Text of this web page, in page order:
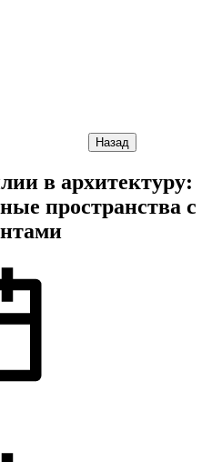
Назад
в архитектуру:
пространства с